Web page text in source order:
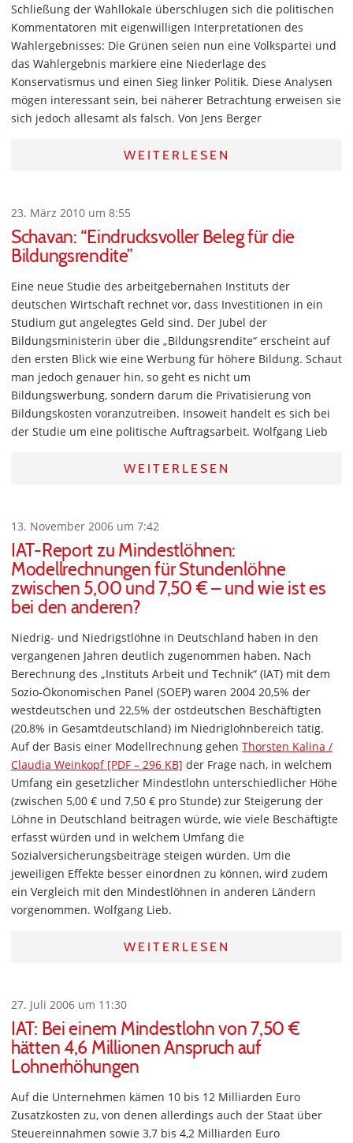
Schließung der Wahllokale überschlugen sich die politischen
Kommentatoren mit eigenwilligen Interpretationen des
Wahlergebnisses: Die Grünen seien nun eine Volkspartei und
das Wahlergebnis markiere eine Niederlage des
Konservatismus und einen Sieg linker Politik. Diese Analysen
mögen interessant sein, bei näherer Betrachtung erweisen sie
sich jedoch allesamt als falsch. Von Jens Berger
WEITERLESEN
23. März 2010 um 8:55
Schavan: “Eindrucksvoller Beleg für die
Bildungsrendite”
Eine neue Studie des arbeitgebernahen Instituts der
deutschen Wirtschaft rechnet vor, dass Investitionen in ein
Studium gut angelegtes Geld sind. Der Jubel der
Bildungsministerin über die „Bildungsrendite“ erscheint auf
den ersten Blick wie eine Werbung für höhere Bildung. Schaut
man jedoch genauer hin, so geht es nicht um
Bildungswerbung, sondern darum die Privatisierung von
Bildungskosten voranzutreiben. Insoweit handelt es sich bei
der Studie um eine politische Auftragsarbeit. Wolfgang Lieb
WEITERLESEN
13. November 2006 um 7:42
IAT-Report zu Mindestlöhnen:
Modellrechnungen für Stundenlöhne
zwischen 5,00 und 7,50 € – und wie ist es
bei den anderen?
Niedrig- und Niedrigstlöhne in Deutschland haben in den
vergangenen Jahren deutlich zugenommen haben. Nach
Berechnung des „Instituts Arbeit und Technik“ (IAT) mit dem
Sozio-Ökonomischen Panel (SOEP) waren 2004 20,5% der
westdeutschen und 22,5% der ostdeutschen Beschäftigten
(20,8% in Gesamtdeutschland) im Niedriglohnbereich tätig.
Auf der Basis einer Modellrechnung gehen Thorsten Kalina /
Claudia Weinkopf [PDF – 296 KB] der Frage nach, in welchem
Umfang ein gesetzlicher Mindestlohn unterschiedlicher Höhe
(zwischen 5,00 € und 7,50 € pro Stunde) zur Steigerung der
Löhne in Deutschland beitragen würde, wie viele Beschäftigte
erfasst würden und in welchem Umfang die
Sozialversicherungsbeiträge steigen würden. Um die
jeweiligen Effekte besser einordnen zu können, wird zudem
ein Vergleich mit den Mindestlöhnen in anderen Ländern
vorgenommen. Wolfgang Lieb.
WEITERLESEN
27. Juli 2006 um 11:30
IAT: Bei einem Mindestlohn von 7,50 €
hätten 4,6 Millionen Anspruch auf
Lohnerhöhungen
Auf die Unternehmen kämen 10 bis 12 Milliarden Euro
Zusatzkosten zu, von denen allerdings auch der Staat über
Steuereinnahmen sowie 3,7 bis 4,2 Milliarden Euro